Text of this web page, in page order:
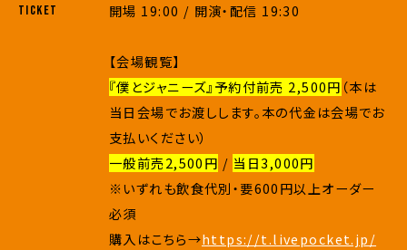
TICKET 開場 19:00 / 開演・配信 19:30
【会場観覧】
『僕とジャニーズ』予約付前売 2,500円 （本は
当日会場でお渡しします。本の代金は会場でお
支払いください）
一般前売2,500円 / 当日3,000円
※いずれも飲食代別・要600円以上オーダー
必須
購入はこちら→https://t.livepocket.jp/